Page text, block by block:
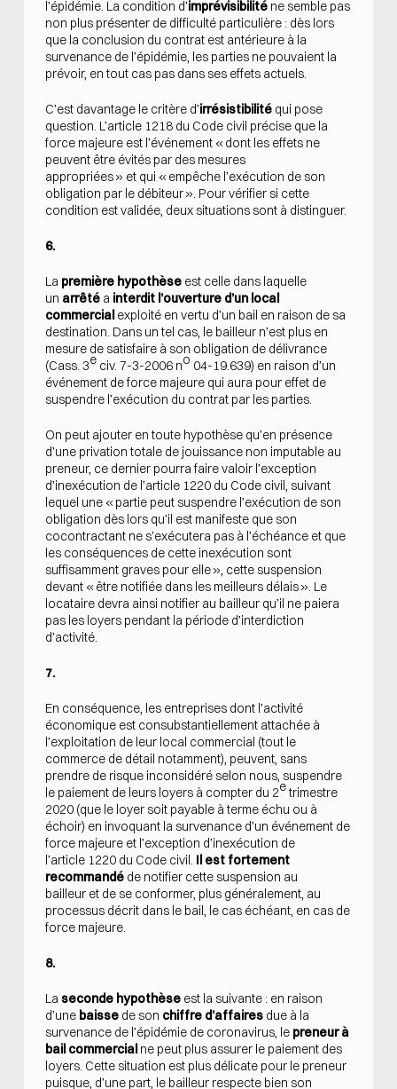
l’épidémie. La condition d’imprévisibiliténe semble pas
non plus présenter de difficulté particulière : dès lors
que la conclusion du contrat est antérieure à la
survenance de l’épidémie, les parties ne pouvaient la
prévoir, en tout cas pas dans ses effets actuels.
C’est davantage le critère d’irrésistibilité qui pose
question. L’article 1218 du Code civil précise que la
force majeure est l’événement « dont les effets ne
peuvent être évités par des mesures
appropriées » et qui « empêche l’exécution de son
obligation par le débiteur ». Pour vérifier si cette
condition est validée, deux situations sont à distinguer.
6.
La première hypothèseest celle dans laquelle
un arrêtéa interdit l’ouverture d’un local
commercialexploité en vertu d’un bail en raison de sa
destination. Dans un tel cas, le bailleur n’est plus en
mesure de satisfaire à son obligation de délivrance
(Cass. 3eciv. 7-3-2006 no 04-19.639) en raison d’un
événement de force majeure qui aura pour effet de
suspendre l’exécution du contrat par les parties.
On peut ajouter en toute hypothèse qu’en présence
d’une privation totale de jouissance non imputable au
preneur, ce dernier pourra faire valoir l’exception
d’inexécution de l’article 1220 du Code civil, suivant
lequel une « partie peut suspendre l’exécution de son
obligation dès lors qu’il est manifeste que son
cocontractant ne s’exécutera pas à l’échéance et que
les conséquences de cette inexécution sont
suffisamment graves pour elle », cette suspension
devant « être notifiée dans les meilleurs délais ». Le
locataire devra ainsi notifier au bailleur qu’il ne paiera
pas les loyers pendant la période d’interdiction
d’activité.
7.
En conséquence, les entreprises dont l’activité
économique est consubstantiellement attachée à
l’exploitation de leur local commercial (tout le
commerce de détail notamment), peuvent, sans
prendre de risque inconsidéré selon nous, suspendre
le paiement de leurs loyers à compter du 2etrimestre
2020 (que le loyer soit payable à terme échu ou à
échoir) en invoquant la survenance d’un événement de
force majeure et l’exception d’inexécution de
l’article 1220 du Code civil. Il est fortement
recommandéde notifier cette suspension au
bailleur et de se conformer, plus généralement, au
processus décrit dans le bail, le cas échéant, en cas de
force majeure.
8.
La seconde hypothèseest la suivante : en raison
d’une baissede son chiffre d’affairesdue à la
survenance de l’épidémie de coronavirus, le preneur à
bail commercialne peut plus assurer le paiement des
loyers. Cette situation est plus délicate pour le preneur
puisque, d’une part, le bailleur respecte bien son